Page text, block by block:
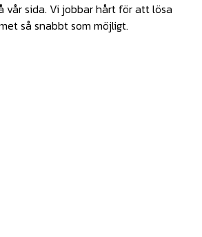
vår sida. Vi jobbar hårt för att lösa
så snabbt som möjligt.